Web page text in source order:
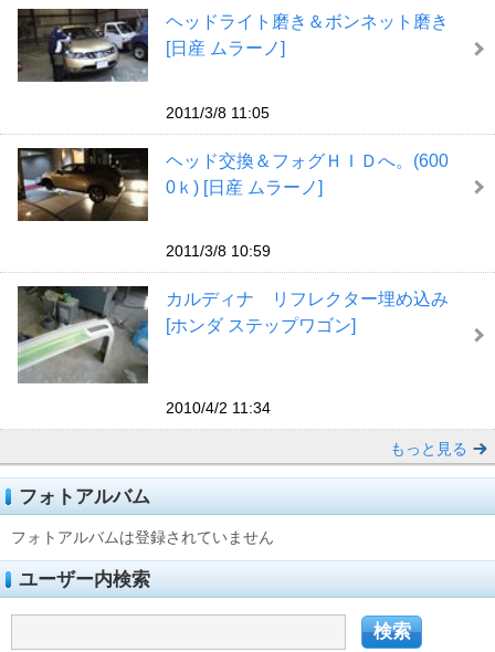
ヘッドライト磨き＆ボンネット磨き
[日産 ムラーノ]
2011/3/8 11:05
ヘッド交換＆フォグＨＩＤへ。(600
0ｋ) [日産 ムラーノ]
2011/3/8 10:59
カルディナ リフレクター埋め込み
[ホンダ ステップワゴン]
2010/4/2 11:34
もっと見る
フォトアルバム
フォトアルバムは登録されていません
ユーザー内検索